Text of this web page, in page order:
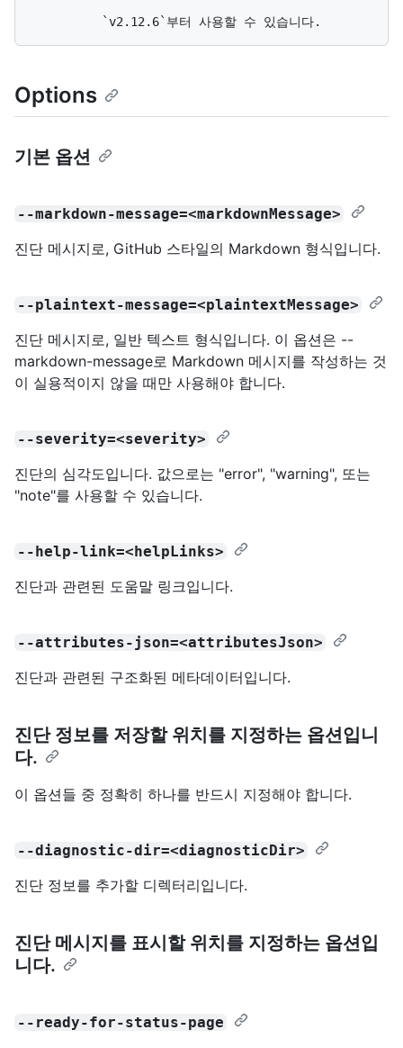
Options
기본 옵션
--markdown-message=<markdownMessage>
진단 메시지로, GitHub 스타일의 Markdown 형식입니다.
--plaintext-message=<plaintextMessage>
진단 메시지로, 일반 텍스트 형식입니다. 이 옵션은 --
markdown-message로 Markdown 메시지를 작성하는 것
이 실용적이지 않을 때만 사용해야 합니다.
--severity=<severity>
진단의 심각도입니다. 값으로는 "error", "warning", 또는
"note"를 사용할 수 있습니다.
--help-link=<helpLinks>
진단과 관련된 도움말 링크입니다.
--attributes-json=<attributesJson>
진단과 관련된 구조화된 메타데이터입니다.
진단 정보를 저장할 위치를 지정하는 옵션입니
다.
이 옵션들 중 정확히 하나를 반드시 지정해야 합니다.
--diagnostic-dir=<diagnosticDir>
진단 정보를 추가할 디렉터리입니다.
진단 메시지를 표시할 위치를 지정하는 옵션입
니다.
--ready-for-status-page